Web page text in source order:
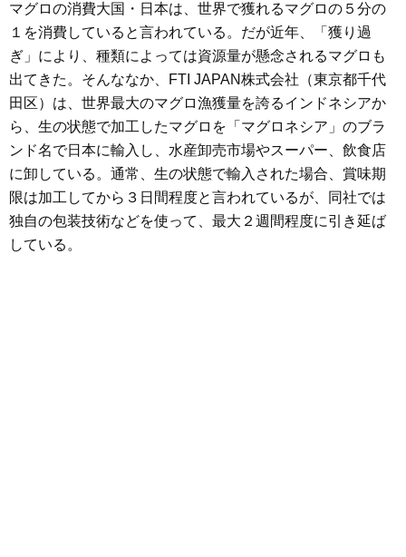
マグロの消費大国・日本は、世界で獲れるマグロの５分の
１を消費していると言われている。だが近年、「獲り過
ぎ」により、種類によっては資源量が懸念されるマグロも
出てきた。そんななか、FTI JAPAN株式会社（東京都千代
田区）は、世界最大のマグロ漁獲量を誇るインドネシアか
ら、生の状態で加工したマグロを「マグロネシア」のブラ
ンド名で日本に輸入し、水産卸売市場やスーパー、飲食店
に卸している。通常、生の状態で輸入された場合、賞味期
限は加工してから３日間程度と言われているが、同社では
独自の包装技術などを使って、最大２週間程度に引き延ば
している。